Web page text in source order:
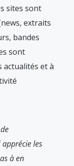
sites sont
extraits
bandes
sont
actualités et à
les
à en